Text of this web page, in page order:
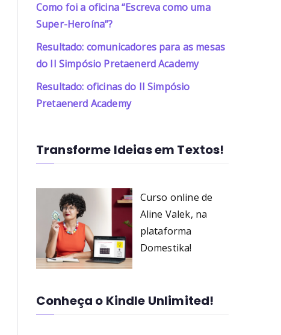
Como foi a oficina “Escreva como uma
Super-Heroína”?
Resultado: comunicadores para as mesas
do II Simpósio Pretaenerd Academy
Resultado: oficinas do II Simpósio
Pretaenerd Academy
Transforme Ideias em Textos!
Curso online de
Aline Valek, na
plataforma
Domestika!
Conheça o Kindle Unlimited!